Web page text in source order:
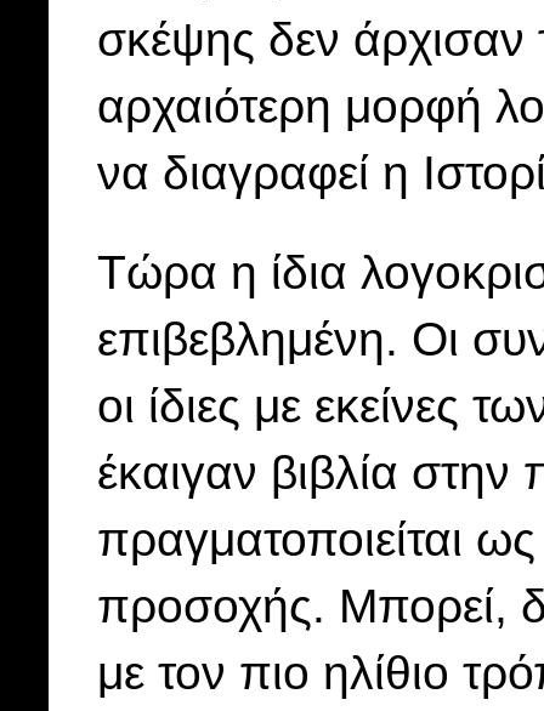
σκέψης δεν άρχισαν
αρχαιότερη μορφή
να διαγραφεί η
Τώρα η ίδια
επιβεβλημένη. Οι
οι ίδιες με εκείνες
έκαιγαν βιβλία
πραγματοποιείται
προσοχής. Μπορεί,
με τον πιο ηλίθιο